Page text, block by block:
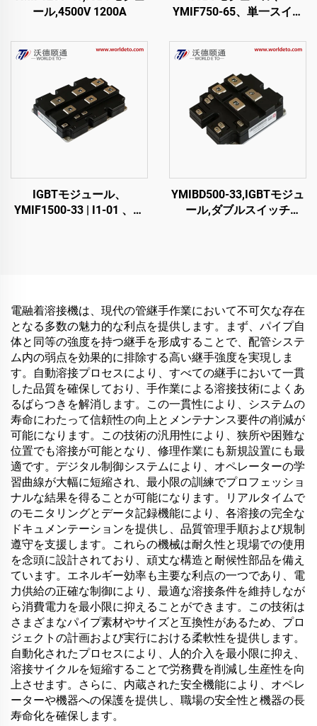
ール,4500V 1200A
YMIF750-65、単一スイッ
IGBTモジュール、
YMIF1500-33 | I1-01 、単
YMIBD500-33,IGBTモジュ
ール,ダブルスイッチ
電融着溶接機は、現代の管継手作業において不可欠な存在
となる多数の魅力的な利点を提供します。まず、パイプ自
体と同等の強度を持つ継手を形成することで、配管システ
ム内の弱点を効果的に排除する高い継手強度を実現しま
す。自動溶接プロセスにより、すべての継手において一貫
した品質を確保しており、手作業による溶接技術によくあ
るばらつきを解消します。この一貫性により、システムの
寿命にわたって信頼性の向上とメンテナンス要件の削減が
可能になります。この技術の汎用性により、狭所や困難な
位置でも溶接が可能となり、修理作業にも新規設置にも最
適です。デジタル制御システムにより、オペレーターの学
習曲線が大幅に短縮され、最小限の訓練でプロフェッショ
ナルな結果を得ることが可能になります。リアルタイムで
のモニタリングとデータ記録機能により、各溶接の完全な
ドキュメンテーションを提供し、品質管理手順および規制
遵守を支援します。これらの機械は耐久性と現場での使用
を念頭に設計されており、頑丈な構造と耐候性部品を備え
ています。エネルギー効率も主要な利点の一つであり、電
力供給の正確な制御により、最適な溶接条件を維持しなが
ら消費電力を最小限に抑えることができます。この技術は
さまざまなパイプ素材やサイズと互換性があるため、プロ
ジェクトの計画および実行における柔軟性を提供します。
自動化されたプロセスにより、人的介入を最小限に抑え、
溶接サイクルを短縮することで労務費を削減し生産性を向
上させます。さらに、内蔵された安全機能により、オペレ
ーターや機器への保護を提供し、職場の安全性と機器の長
寿命化を確保します。